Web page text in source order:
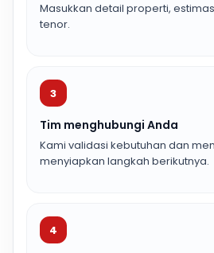
Masukkan detail properti,
tenor.
3
Tim menghubungi Anda
Kami validasi kebutuhan dan
menyiapkan langkah berikutnya.
4